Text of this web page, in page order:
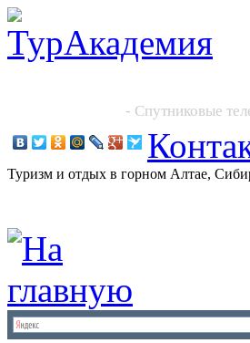
- Спутниковые
Туризм и отдых в горном Алтае,